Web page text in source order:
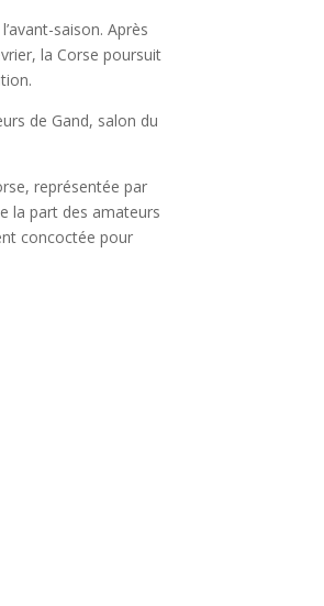
saison. Après
la Corse poursuit
de Gand, salon du
représentée par
la part des amateurs
concoctée pour